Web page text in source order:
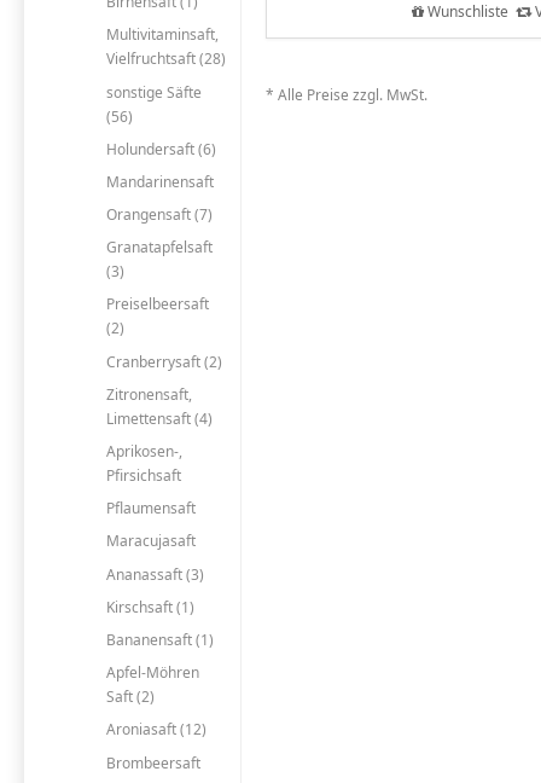
Multivitaminsaft,
Vielfruchtsaft (28)
sonstige Säfte
(56)
Holundersaft (6)
Mandarinensaft
Orangensaft (7)
Granatapfelsaft
(3)
Preiselbeersaft
(2)
Cranberrysaft (2)
Zitronensaft,
Limettensaft (4)
Aprikosen-,
Pfirsichsaft
Pflaumensaft
Maracujasaft
Ananassaft (3)
Kirschsaft (1)
Bananensaft (1)
Apfel-Möhren
Saft (2)
Aroniasaft (12)
Brombeersaft
Wunschliste
* Alle Preise zzgl. MwSt.